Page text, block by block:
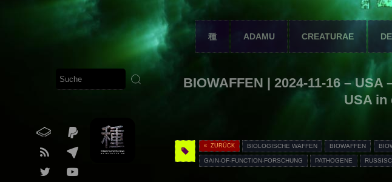
種 ADAMU CREATURAE
BIOWAFFEN | 2024-11-16 –
USA in
« ZURÜCK BIOLOGISCHE WAFFEN BIOWAFFEN
GAIN-OF-FUNCTION-FORSCHUNG PATHOGENE